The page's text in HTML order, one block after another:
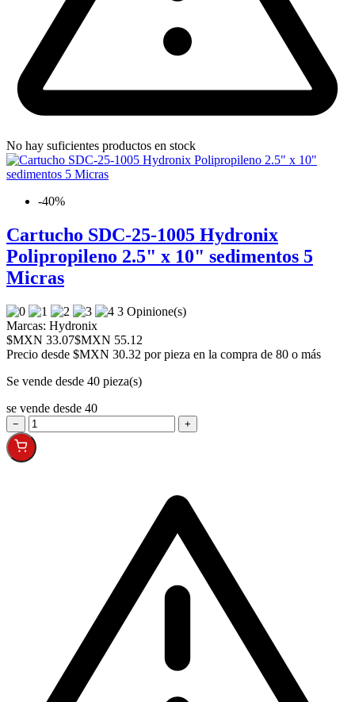
No hay suficientes productos en stock
-40%
Cartucho SDC-25-1005 Hydronix
Polipropileno 2.5" x 10" sedimentos 5
Micras
3 Opinione(s)
Marcas: Hydronix
$MXN 33.07$MXN 55.12
Precio desde $MXN 30.32 por pieza en la compra de 80 o más
Se vende desde 40 pieza(s)
se vende desde 40
− +